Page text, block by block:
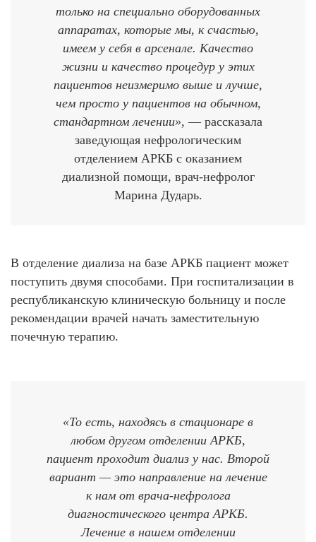
только на специально оборудованных
аппаратах, которые мы, к счастью,
имеем у себя в арсенале. Качество
жизни и качество процедур у этих
пациентов неизмеримо выше и лучше,
чем просто у пациентов на обычном,
стандартном лечении», — рассказала
заведующая нефрологическим
отделением АРКБ с оказанием
диализной помощи, врач-нефролог
Марина Дударь.
В отделение диализа на базе АРКБ пациент может
поступить двумя способами. При госпитализации в
республиканскую клиническую больницу и после
рекомендации врачей начать заместительную
почечную терапию.
«То есть, находясь в стационаре в
любом другом отделении АРКБ,
пациент проходит диализ у нас. Второй
вариант — это направление на лечение
к нам от врача-нефролога
диагностического центра АРКБ.
Лечение в нашем отделении